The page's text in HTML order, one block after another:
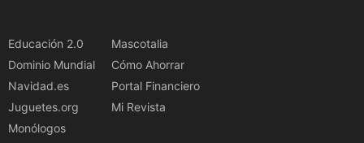
Educación 2.0
Dominio Mundial
Navidad.es
Juguetes.org
Monólogos
Mascotalia
Cómo Ahorrar
Portal Financiero
Mi Revista